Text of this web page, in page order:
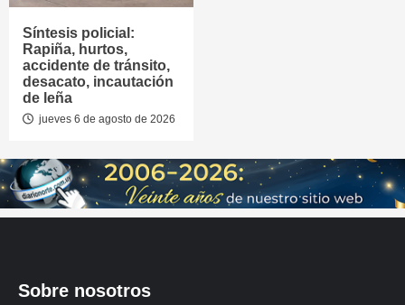
Síntesis policial:
Rapiña, hurtos,
accidente de tránsito,
desacato, incautación
de leña
jueves 6 de agosto de 2026
Sobre nosotros